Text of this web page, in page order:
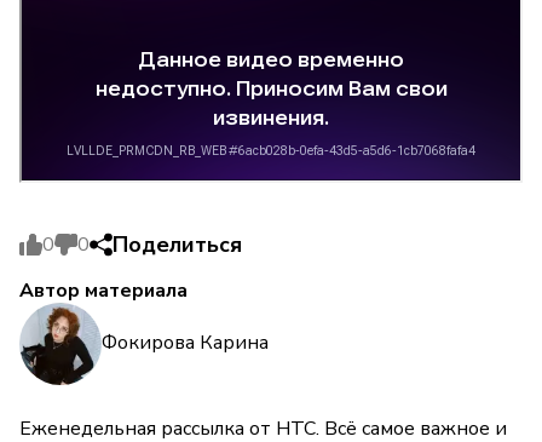
0 0 Поделиться
Автор материала
Фокирова Карина
Еженедельная рассылка от НТС. Всё самое важное и